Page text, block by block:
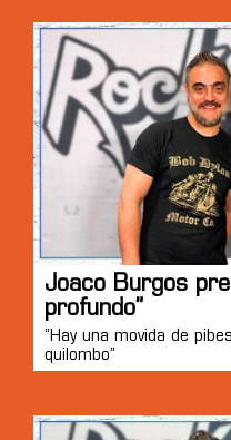
Joaco Burgos
profundo”
“Hay una movida de
quilombo”